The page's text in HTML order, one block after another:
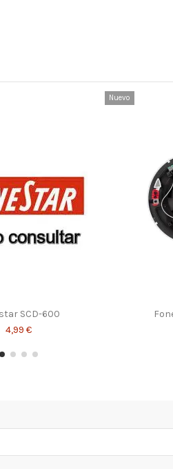
SCD-600
4,99 €
Nuevo